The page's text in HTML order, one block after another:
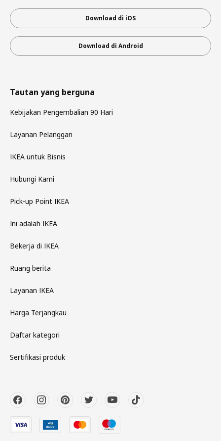
Download di iOS
Download di Android
Tautan yang berguna
Kebijakan Pengembalian 90 Hari
Layanan Pelanggan
IKEA untuk Bisnis
Hubungi Kami
Pick-up Point IKEA
Ini adalah IKEA
Bekerja di IKEA
Ruang berita
Layanan IKEA
Harga Terjangkau
Daftar kategori
Sertifikasi produk